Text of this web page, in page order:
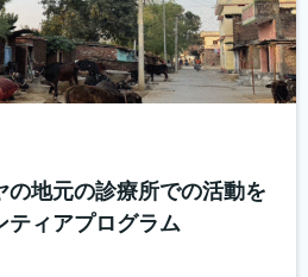
の地元の診療所での活動を
ティアプログラム